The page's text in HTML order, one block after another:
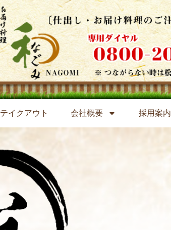
テイクアウト 会社概要 採用案内